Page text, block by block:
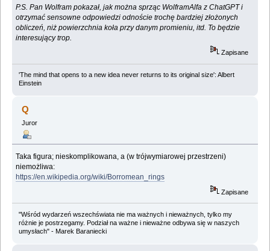
P.S. Pan Wolfram pokazał, jak można sprząc WolframAlfa z ChatGPT i
otrzymać sensowne odpowiedzi odnoście trochę bardziej złożonych
obliczeń, niż powierzchnia koła przy danym promieniu, itd. To będzie
interesujący trop.
Zapisane
'The mind that opens to a new idea never returns to its original size': Albert
Einstein
Q
Juror
Taka figura; nieskomplikowana, a (w trójwymiarowej przestrzeni)
niemożliwa:
https://en.wikipedia.org/wiki/Borromean_rings
Zapisane
"Wśród wydarzeń wszechświata nie ma ważnych i nieważnych, tylko my
różnie je postrzegamy. Podział na ważne i nieważne odbywa się w naszych
umysłach" - Marek Baraniecki